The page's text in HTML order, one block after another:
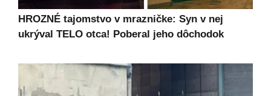
HROZNÉ tajomstvo v mrazničke: Syn v nej
ukrýval TELO otca! Poberal jeho dôchodok